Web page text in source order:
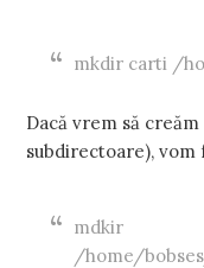
mkdir carti /
Dacă vrem să
subdirectoare), vom
/home/